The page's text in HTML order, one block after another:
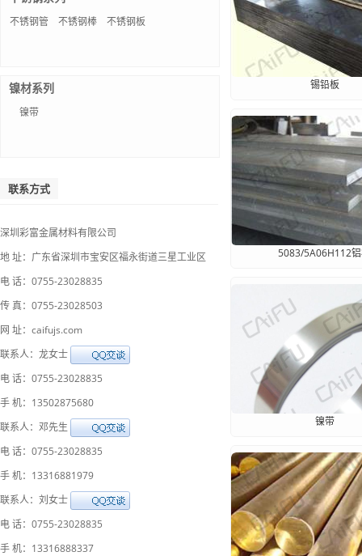
不锈钢管 不锈钢棒 不锈钢板
镍材系列
镍带
联系方式
深圳彩富金属材料有限公司
地 址：广东省深圳市宝安区福永街道三星工业区
电 话：0755-23028835
传 真：0755-23028503
网 址：caifujs.com
联系人：龙女士
电 话：0755-23028835
手 机：13502875680
联系人：邓先生
电 话：0755-23028835
手 机：13316881979
联系人：刘女士
电 话：0755-23028835
手 机：13316888337
锡铅板
5083/5A06H112
镍带